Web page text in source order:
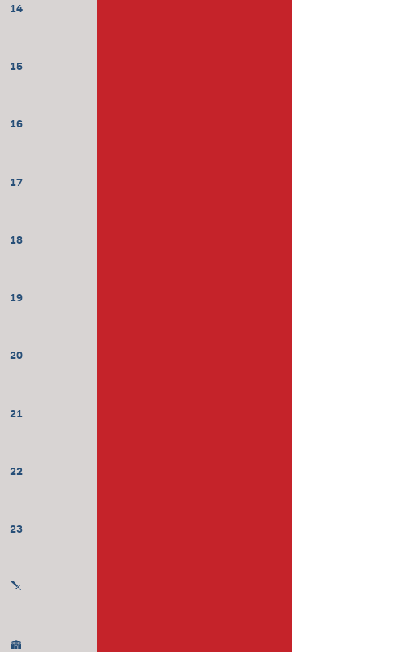
14
15
16
17
18
19
20
21
22
23